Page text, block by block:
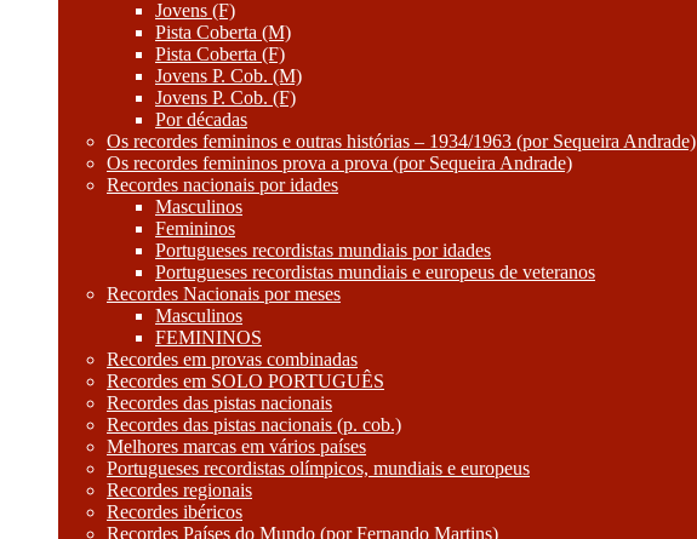
Jovens (F)
Pista Coberta (M)
Pista Coberta (F)
Jovens P. Cob. (M)
Jovens P. Cob. (F)
Por décadas
Os recordes femininos e outras histórias – 1934/1963 (por Sequeira Andrade)
Os recordes femininos prova a prova (por Sequeira Andrade)
Recordes nacionais por idades
Masculinos
Femininos
Portugueses recordistas mundiais por idades
Portugueses recordistas mundiais e europeus de veteranos
Recordes Nacionais por meses
Masculinos
FEMININOS
Recordes em provas combinadas
Recordes em SOLO PORTUGUÊS
Recordes das pistas nacionais
Recordes das pistas nacionais (p. cob.)
Melhores marcas em vários países
Portugueses recordistas olímpicos, mundiais e europeus
Recordes regionais
Recordes ibéricos
Recordes Países do Mundo (por Fernando Martins)